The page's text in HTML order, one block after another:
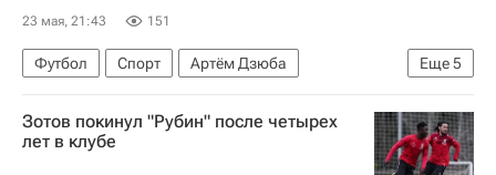
23 мая, 21:43 151
Еще5
Футбол Спорт
Артём Дзюба
Акрон (Тольятти)
Спартак Москва
Зенит
РПЛ 2026-2027 (Чемпионат России по футболу)
Зотов покинул "Рубин" после четырех
лет в клубе